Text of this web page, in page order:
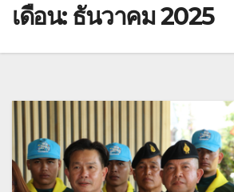
เดือน: ธันวาคม 2025